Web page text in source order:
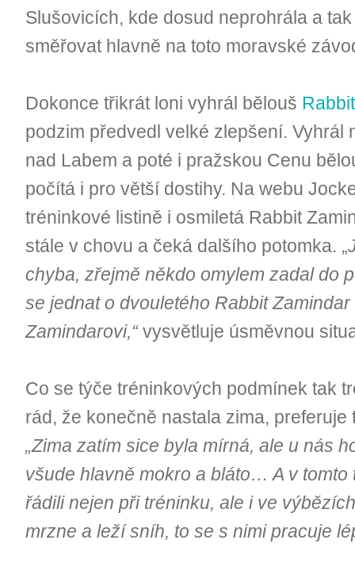
Slušovicích, kde dosud neprohrála a
směřovat hlavně na toto moravské
Dokonce třikrát loni vyhrál bělouš
podzim předvedl velké zlepšení. Vyhrál
nad Labem a poté i pražskou Cenu
počítá i pro větší dostihy. Na webu
tréninkové listině i osmiletá Rabbit
stále v chovu a čeká dalšího potomka. „
chyba, zřejmě někdo omylem zadal do
se jednat o dvouletého Rabbit
Zamindarovi,“vysvětluje úsměvnou
Co se týče tréninkových podmínek tak
rád, že konečně nastala zima,
„Zima zatím sice byla mírná, ale u nás
všude hlavně mokro a bláto… A v
řádili nejen při tréninku, ale i ve
mrzne a leží sníh, to se s nimi pracuje